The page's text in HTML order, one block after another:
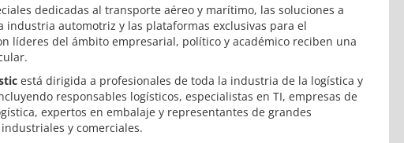
dedicadas al transporte aéreo y marítimo, las soluciones a
industria automotriz y las plataformas exclusivas para el
líderes del ámbito empresarial, político y académico reciben una
está dirigida a profesionales de toda la industria de la logística y
responsables logísticos, especialistas en TI, empresas de
expertos en embalaje y representantes de grandes
y comerciales.